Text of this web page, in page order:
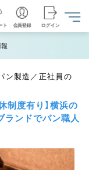
ト 会員登録 ログイン
ン製造／正社員の
度有り】横浜の
ランドでパン職人